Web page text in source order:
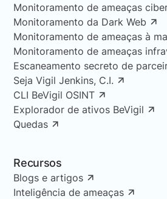
Monitoramento de ameaças
Monitoramento da Dark Web
Monitoramento de ameaças à
Monitoramento de ameaças
Escaneamento secreto de
Seja Vigil Jenkins, C.I.
CLI BeVigil OSINT
Explorador de ativos BeVigil
Quedas
Recursos
Blogs e artigos
Inteligência de ameaças